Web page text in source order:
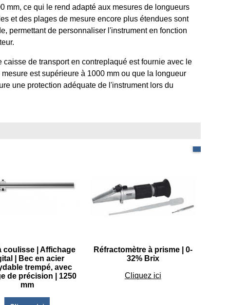
mm, ce qui le rend adapté aux mesures de longueurs
et des plages de mesure encore plus étendues sont
permettant de personnaliser l'instrument en fonction
caisse de transport en contreplaqué est fournie avec le
est supérieure à 1000 mm ou que la longueur
une protection adéquate de l'instrument lors du
coulisse | Affichage
| Bec en acier
trempé, avec
de précision | 1250
mm
Qualité PRO
Réfractomètre à prisme | 0-
32% Brix
€49.95
Cliquez ici